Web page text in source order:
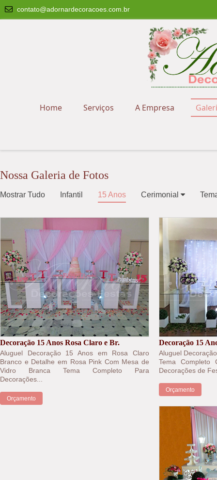
contato@adornardecoracoes.com.br
Home Serviços A Empresa
Nossa Galeria de Fotos
Mostrar Tudo Infantil 15 Anos Cerimonial
Decoração 15 Anos Rosa Claro e Br.
Aluguel Decoração 15 Anos em Rosa Claro
Branco e Detalhe em Rosa Pink Com Mesa de
Vidro Branca Tema Completo Para
Decorações...
Orçamento
Decoração 15
Aluguel
Tema Completo
Decorações de
Orçamento